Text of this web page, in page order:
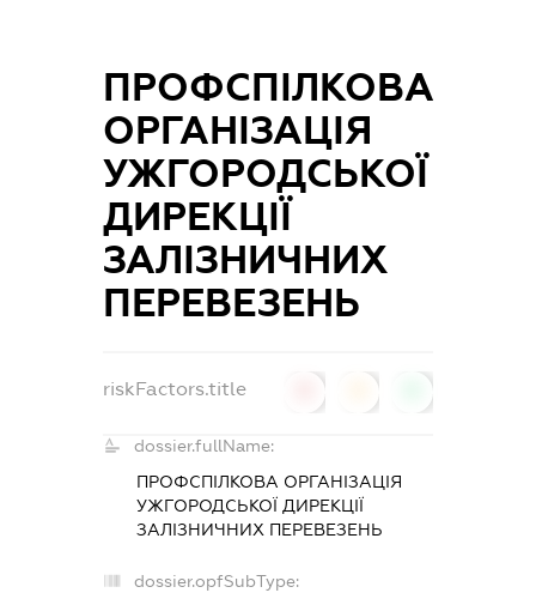
ПРОФСПІЛКОВА
ОРГАНІЗАЦІЯ
УЖГОРОДСЬКОЇ
ДИРЕКЦІЇ
ЗАЛІЗНИЧНИХ
ПЕРЕВЕЗЕНЬ
riskFactors.title
dossier.fullName:
ПРОФСПІЛКОВА ОРГАНІЗАЦІЯ
УЖГОРОДСЬКОЇ ДИРЕКЦІЇ
ЗАЛІЗНИЧНИХ ПЕРЕВЕЗЕНЬ
dossier.opfSubType: